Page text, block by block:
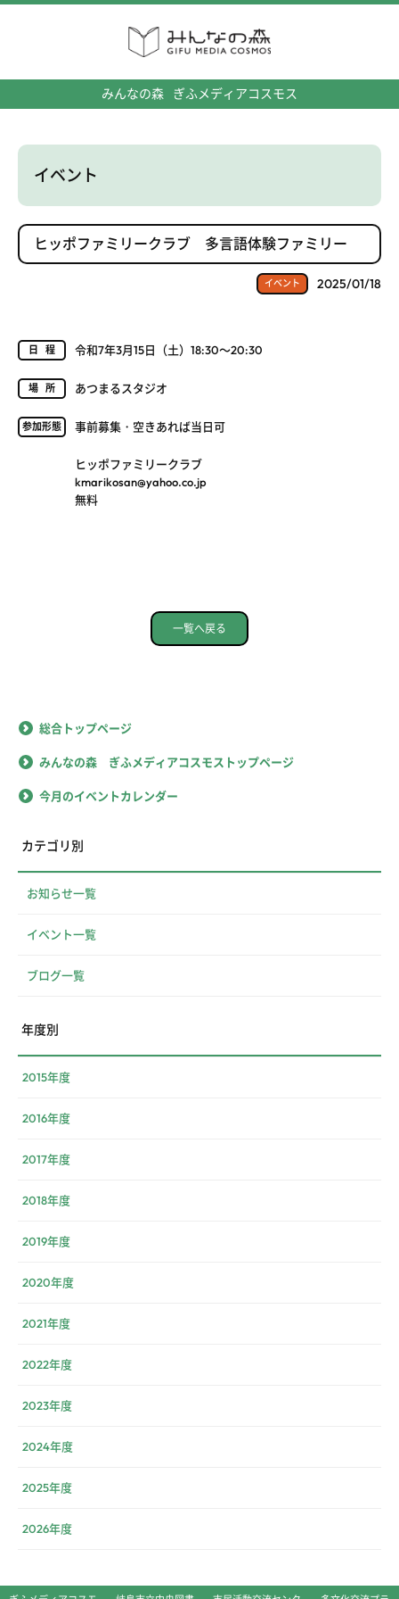
みんなの森 ぎふメディアコスモス
イベント
ヒッポファミリークラブ 多言語体験ファミリー
イベント 2025/01/18
日程 令和7年3月15日（土）18:30～20:30
場所 あつまるスタジオ
参加形態 事前募集・空きあれば当日可
ヒッポファミリークラブ
kmarikosan@yahoo.co.jp
無料
一覧へ戻る
総合トップページ
みんなの森 ぎふメディアコスモストップページ
今月のイベントカレンダー
カテゴリ別
お知らせ一覧
イベント一覧
ブログ一覧
年度別
2015年度
2016年度
2017年度
2018年度
2019年度
2020年度
2021年度
2022年度
2023年度
2024年度
2025年度
2026年度